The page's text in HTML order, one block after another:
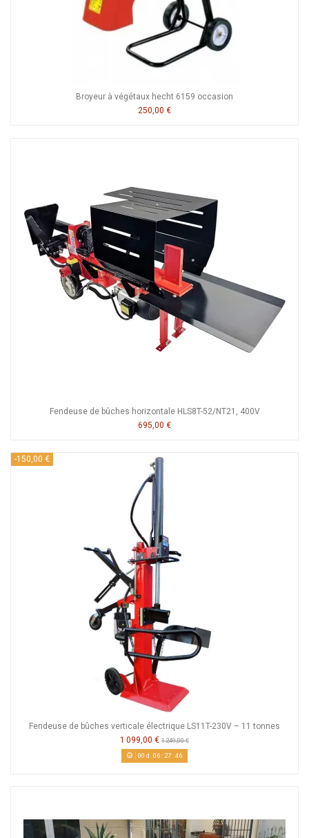
Broyeur à végétaux hecht 6159 occasion
250,00 €
Fendeuse de bûches horizontale HLS8T-52/NT21, 400V
695,00 €
-150,00 €
Fendeuse de bûches verticale électrique LS11T-230V – 11 tonnes
1 099,00 € 1 249,00 €
00 d. 06:27:46